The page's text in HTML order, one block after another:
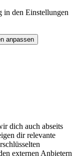
den Einstellungen
anpassen
dich auch abseits
dir relevante
externen Anbietern